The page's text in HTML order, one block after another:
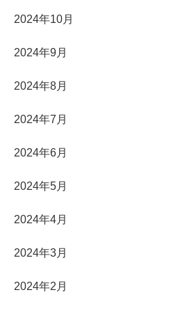
2024年10月
2024年9月
2024年8月
2024年7月
2024年6月
2024年5月
2024年4月
2024年3月
2024年2月